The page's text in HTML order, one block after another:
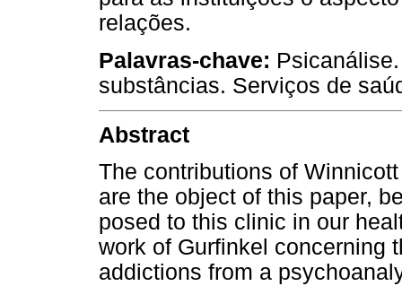
relações.
Palavras-chave:
substâncias. Serviços de
Abstract
The contributions of
are the object of this paper,
posed to this clinic in our
work of Gurfinkel concerning
addictions from a